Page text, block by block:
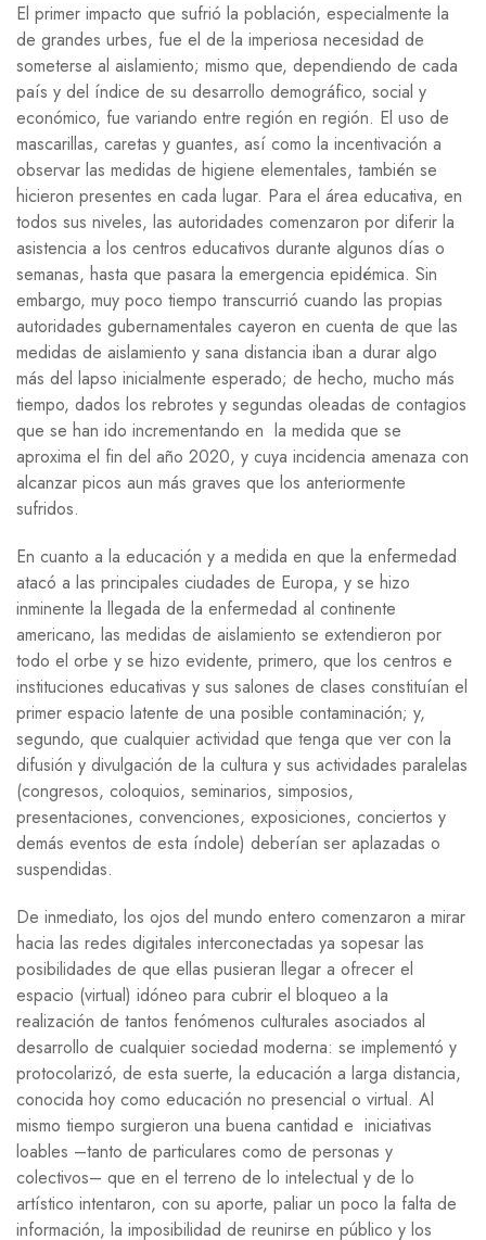
El primer impacto que sufrió la población, especialmente la
de grandes urbes, fue el de la imperiosa necesidad de
someterse al aislamiento; mismo que, dependiendo de cada
país y del índice de su desarrollo demográfico, social y
económico, fue variando entre región en región. El uso de
mascarillas, caretas y guantes, así como la incentivación a
observar las medidas de higiene elementales, también se
hicieron presentes en cada lugar. Para el área educativa, en
todos sus niveles, las autoridades comenzaron por diferir la
asistencia a los centros educativos durante algunos días o
semanas, hasta que pasara la emergencia epidémica. Sin
embargo, muy poco tiempo transcurrió cuando las propias
autoridades gubernamentales cayeron en cuenta de que las
medidas de aislamiento y sana distancia iban a durar algo
más del lapso inicialmente esperado; de hecho, mucho más
tiempo, dados los rebrotes y segundas oleadas de contagios
que se han ido incrementando en la medida que se
aproxima el fin del año 2020, y cuya incidencia amenaza con
alcanzar picos aun más graves que los anteriormente
sufridos.
En cuanto a la educación y a medida en que la enfermedad
atacó a las principales ciudades de Europa, y se hizo
inminente la llegada de la enfermedad al continente
americano, las medidas de aislamiento se extendieron por
todo el orbe y se hizo evidente, primero, que los centros e
instituciones educativas y sus salones de clases constituían el
primer espacio latente de una posible contaminación; y,
segundo, que cualquier actividad que tenga que ver con la
difusión y divulgación de la cultura y sus actividades paralelas
(congresos, coloquios, seminarios, simposios,
presentaciones, convenciones, exposiciones, conciertos y
demás eventos de esta índole) deberían ser aplazadas o
suspendidas.
De inmediato, los ojos del mundo entero comenzaron a mirar
hacia las redes digitales interconectadas ya sopesar las
posibilidades de que ellas pusieran llegar a ofrecer el
espacio (virtual) idóneo para cubrir el bloqueo a la
realización de tantos fenómenos culturales asociados al
desarrollo de cualquier sociedad moderna: se implementó y
protocolarizó, de esta suerte, la educación a larga distancia,
conocida hoy como educación no presencial o virtual. Al
mismo tiempo surgieron una buena cantidad e iniciativas
loables –tanto de particulares como de personas y
colectivos– que en el terreno de lo intelectual y de lo
artístico intentaron, con su aporte, paliar un poco la falta de
información, la imposibilidad de reunirse en público y los